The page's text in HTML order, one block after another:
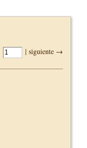
| siguiente →